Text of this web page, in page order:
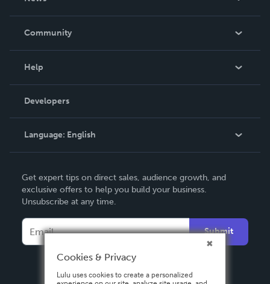
In The News
Community
Podcast
Help
Order Lookup
Knowledge Base
Contact Support
Developers
Language: English
Deutsch
Français
Español
Get expert tips on direct sales, audience growth, and
exclusive offers to help you build your business.
Unsubscribe at any time.
Submit
Cookies & Privacy
Lulu uses cookies to create a personalized